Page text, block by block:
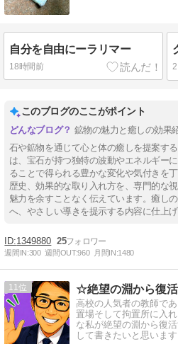
自分を自由にーラリマー
18時間前
このブログのここがポイント
鉱物の魅力と癒しの効果
石や鉱物を通じて心と体の癒しを提案す
は、宝石が持つ独特の波動やエネルギー
ることで得られる豊かな変化や気付きを
歴史、効果的な取り入れ方を、専門的な
魅力を余すことなく伝えています。癒し
へ、やさしい導きを提示する内容に仕上げ
1349880 25
週間IN:300 週間OUT:960 月間IN:1480
11
高校の人気者の教師で
置場そして拘置所に入
な私が絶望の淵から復
して書きたいと思います